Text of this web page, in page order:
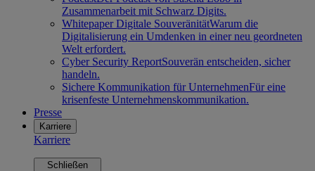
Zusammenarbeit mit Schwarz Digits.
Whitepaper Digitale SouveränitätWarum die
Digitalisierung ein Umdenken in einer neu geordneten
Welt erfordert.
Cyber Security ReportSouverän entscheiden, sicher
handeln.
Sichere Kommunikation für UnternehmenFür eine
krisenfeste Unternehmenskommunikation.
Presse
Karriere
Karriere
Schließen